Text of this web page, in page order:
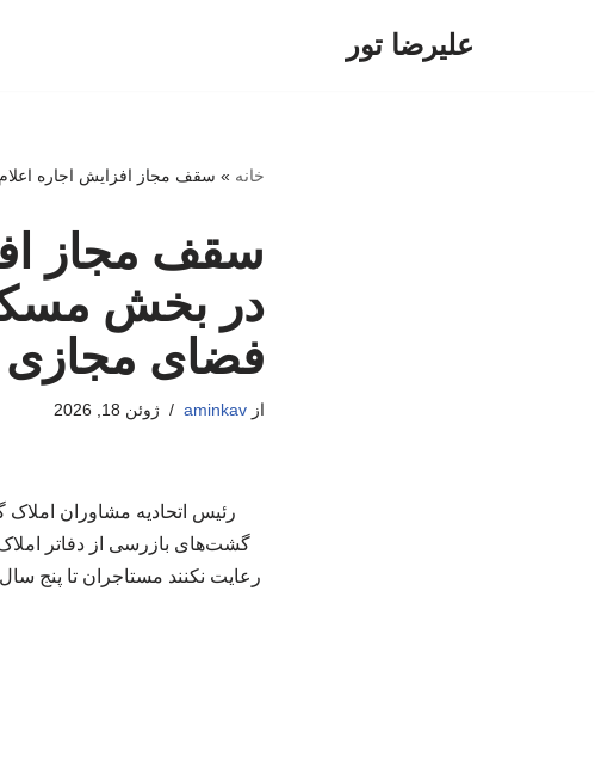
علیرضا تور
خانه » سقف مجاز افزایش اجاره
سقف مجاز
در بخش
فضای مجازی
ازaminkav ژوئن 18, 2026
گشت‌های بازرسی از دفاتر
رعایت نکنند مستاجران تا پنج